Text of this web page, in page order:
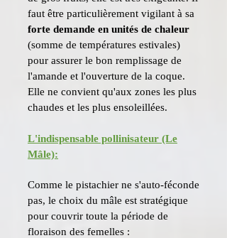
faut être particulièrement vigilant à sa
forte demande en unités de chaleur
(somme de températures estivales)
pour assurer le bon remplissage de
l'amande et l'ouverture de la coque.
Elle ne convient qu'aux zones les plus
chaudes et les plus ensoleillées.
L'indispensable pollinisateur (Le
Mâle):
Comme le pistachier ne s'auto-féconde
pas, le choix du mâle est stratégique
pour couvrir toute la période de
floraison des femelles :